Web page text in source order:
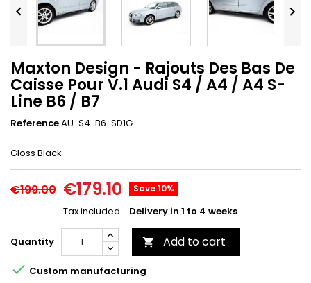
 
Maxton Design - Rajouts Des Bas De
Caisse Pour V.1 Audi S4 / A4 / A4 S-
Line B6 / B7
ReferenceAU-S4-B6-SD1G
Gloss Black
€199.00 €179.10 Save 10%
Tax included Delivery in 1 to 4 weeks
Quantity  Add to cart
 Custom manufacturing